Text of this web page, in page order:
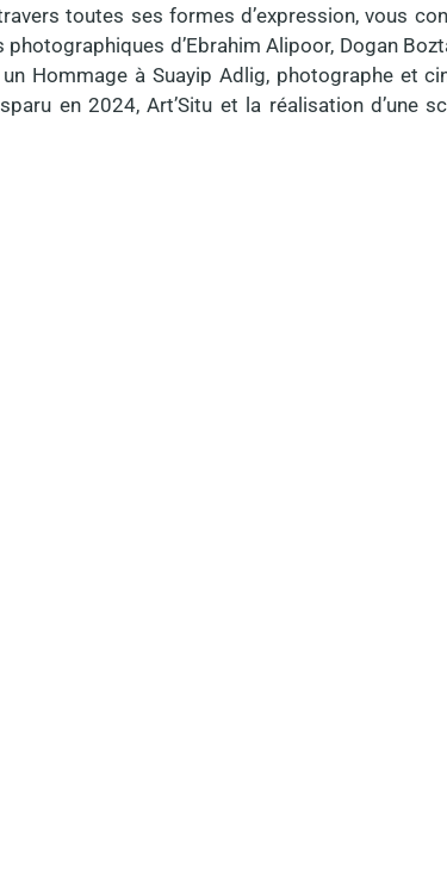
toutes ses formes d’expression, vous
photographiques d’Ebrahim Alipoor, Dogan
un Hommage à Suayip Adlig, photographe et
en 2024, Art’Situ et la réalisation d’une